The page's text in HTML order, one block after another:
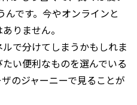
んです。今やオンラインと
りません。
で分けてしまうかもしれま
い便利なものを選んでいる
のジャーニーで見ることが